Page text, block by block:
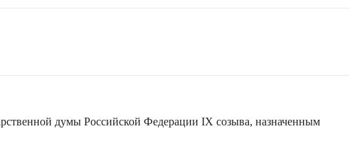
думы Российской Федерации IX созыва, назначенным